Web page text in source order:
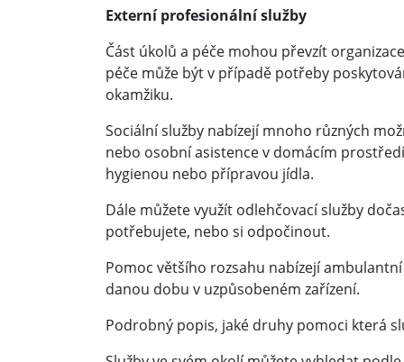
Externí profesionální služby
Část úkolů a péče mohou převzít
péče může být v případě potřeby
okamžiku.
Sociální služby nabízejí mnoho různých
nebo osobní asistence v domácím
hygienou nebo přípravou jídla.
Dále můžete využít odlehčovací služby
potřebujete, nebo si odpočinout.
Pomoc většího rozsahu nabízejí
danou dobu v uzpůsobeném zařízení.
Podrobný popis, jaké druhy pomoci která